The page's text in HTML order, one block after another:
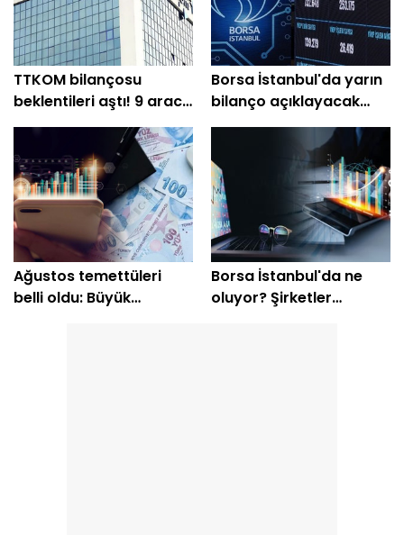
TTKOM bilançosu
beklentileri aştı! 9 aracı
kurumdan yeni hedef
Borsa İstanbul'da yarın
bilanço açıklayacak
şirketler belli oldu
Ağustos temettüleri
belli oldu: Büyük
Borsa İstanbul'da ne
oluyor? Şirketler